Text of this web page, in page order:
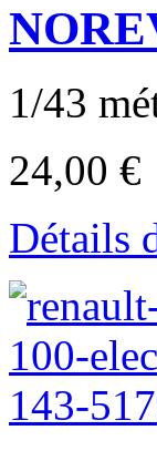
1/43
24,00 €
Détails